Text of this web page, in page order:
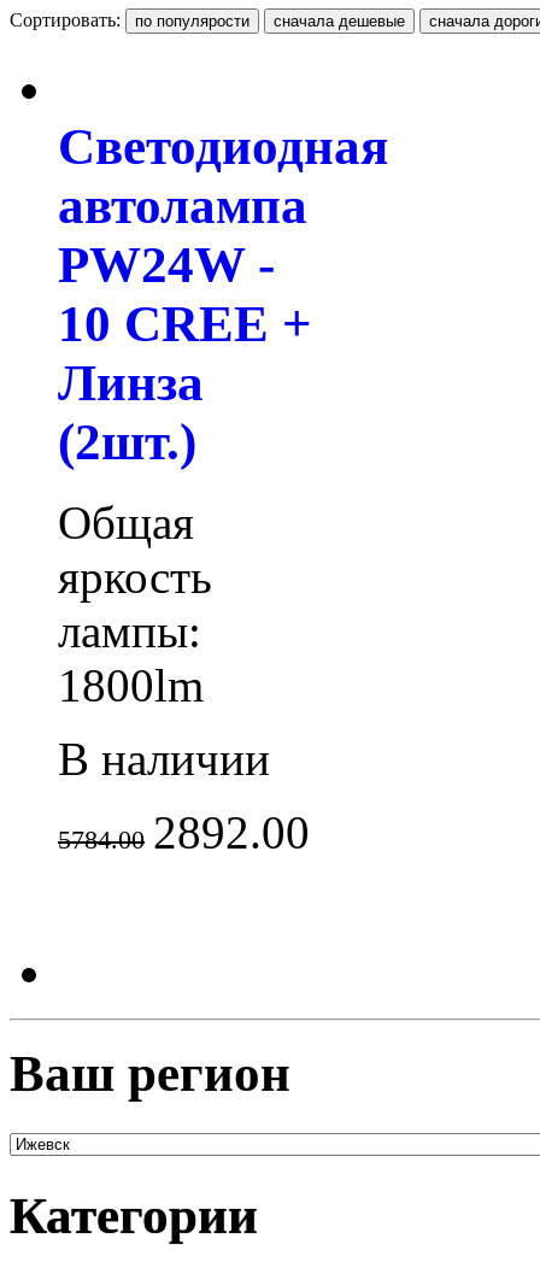
Сортировать:
Светодиодная
автолампа
PW24W -
10 CREE +
Линза
(2шт.)
Общая
яркость
лампы:
1800lm
В наличии
5784.00 2892.00
Ваш регион
Категории